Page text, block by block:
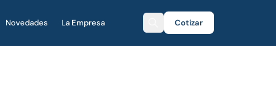
Novedades La Empresa Cotizar